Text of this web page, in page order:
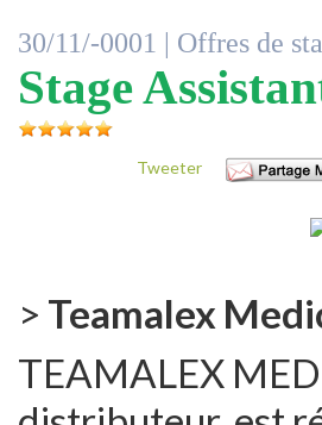
30/11/-0001 | Offres de
Stage
Tweeter
> Teamalex
TEAMALEX